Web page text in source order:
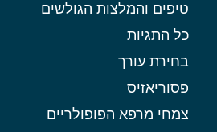
טיפים והמלצות הגולשים
כל התגיות
בחירת עורך
פסוריאזיס
צמחי מרפא הפופולריים